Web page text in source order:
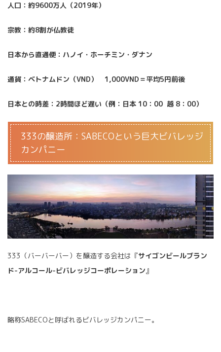
人口：約9600万人（2019年）
宗教：約8割が仏教徒
日本から直通便：ハノイ・ホーチミン・ダナン
通貨：ベトナムドン（VND） 1,000VND＝平均5円前後
日本との時差：2時間ほど遅い（例：日本 10：00 越 8：00）
333の醸造所：SABECOという巨大ビバレッジ
カンパニー
333（バーバーバー）を醸造する会社は『サイゴンビールブラン
ド-アルコール-ビバレッジコーポレーション』
略称SABECOと呼ばれるビバレッジカンパニー。